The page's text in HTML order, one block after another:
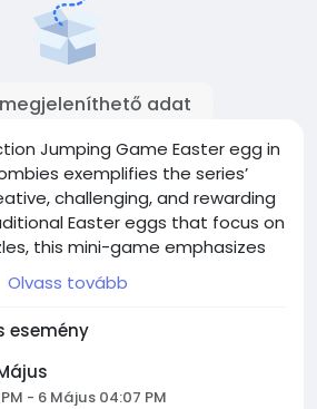
adat
Jumping Game Easter egg in
exemplifies the series’
challenging, and rewarding
Easter eggs that focus on
this mini-game emphasizes
and precision. By preparing
the map, and practicing
successfully activate and enjoy
Whether playing solo or with
Game adds an extra layer of
reaffirming why Black Ops
Olvass tovább
esemény
- 6 Május 04:07 PM